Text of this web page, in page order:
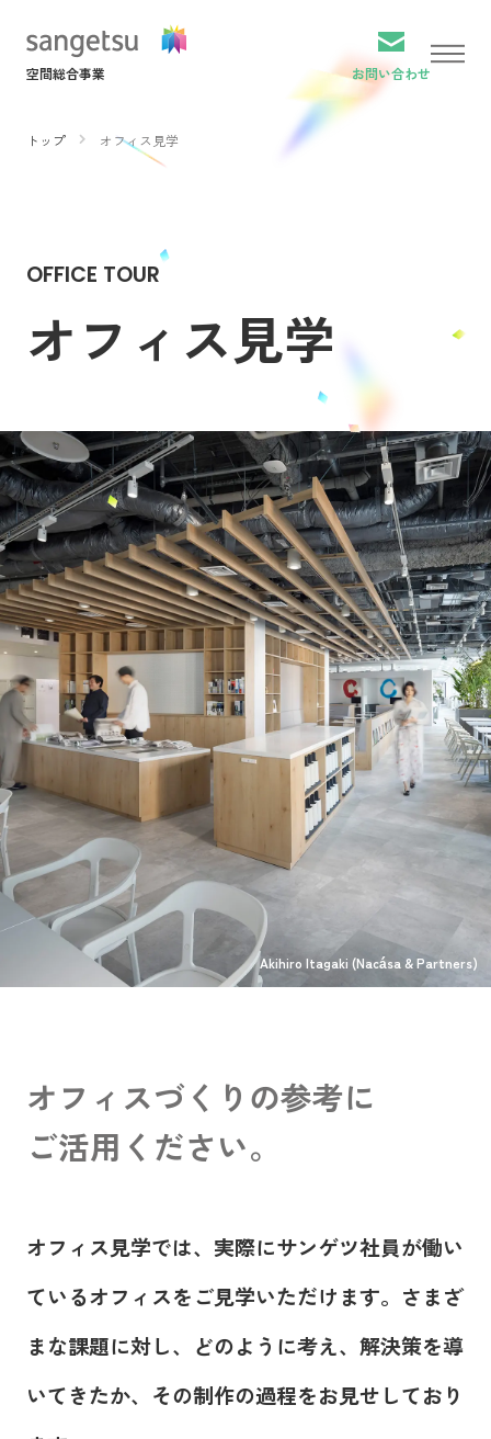
空間総合事業 お問い合わせ
トップ
サービス 実績紹介
私たちについて
ニュース お役立ち資料
トップ オフィス見学
OFFICE TOUR
オフィス見学
オフィスづくりの参考に
ご活用ください。
オフィス見学では、実際にサンゲツ社員が働い
ているオフィスをご見学いただけます。さまざ
まな課題に対し、どのように考え、解決策を導
いてきたか、その制作の過程をお見せしており
Akihiro Itagaki (Nacása & Partners)